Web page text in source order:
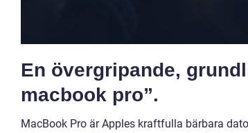
En övergripande,
macbook pro”.
MacBook Pro är Apples kraftfulla bärbara